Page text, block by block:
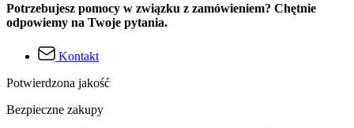
Potrzebujesz pomocy w związku z zamówieniem? Chętnie
odpowiemy na Twoje pytania.
Kontakt
Potwierdzona jakość
Bezpieczne zakupy